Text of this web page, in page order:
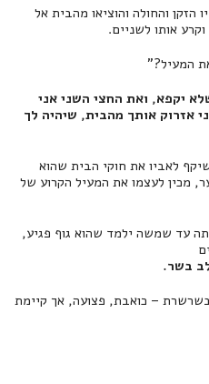
והחולה והוציאו מהבית אל
אותו לשניים.
המעיל?"
יקפא, ואת החצי השני אני
אזרוק אותך מהבית, שיהיה לך
לאביו את חוקי הבית שהוא
מכין לעצמו את המעיל הקרוע של
עד שמשה ילמד שהוא גוף פגיע,
זקוק לאחרים
בשר.
– כואבת, פצועה, אך קיימת